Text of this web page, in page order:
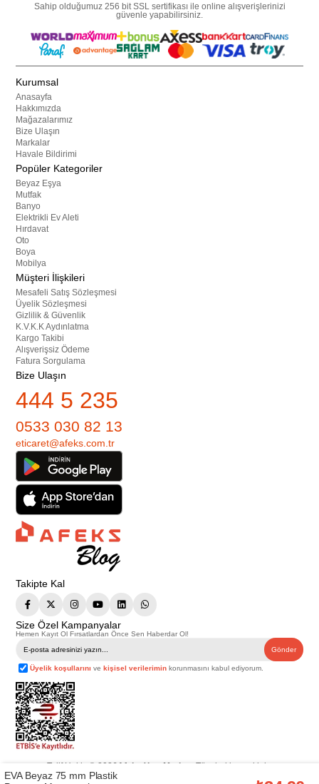
Sahip olduğumuz 256 bit SSL sertifikası ile online alışverişlerinizi
güvenle yapabilirsiniz.
Kurumsal
Anasayfa
Hakkımızda
Mağazalarımız
Bize Ulaşın
Markalar
Havale Bildirimi
Popüler Kategoriler
Beyaz Eşya
Mutfak
Banyo
Elektrikli Ev Aleti
Hırdavat
Oto
Boya
Mobilya
Müşteri İlişkileri
Mesafeli Satış Sözleşmesi
Üyelik Sözleşmesi
Gizlilik & Güvenlik
K.V.K.K Aydınlatma
Kargo Takibi
Alışverişsiz Ödeme
Fatura Sorgulama
Bize Ulaşın
444 5 235
0533 030 82 13
eticaret@afeks.com.tr
Takipte Kal
Size Özel Kampanyalar
Hemen Kayıt Ol Fırsatlardan Önce Sen Haberdar Ol!
Gönder
Üyelik koşullarını vekişisel verilerimin korunmasını kabul ediyorum.
Telif Hakkı © 2026 Afeks Yapı Market
. Tüm hakları saklıdır.
Bu web sitesindeki tüm ürünler ticari amaçlıdır. Web sitemizde yer alan
EVA Beyaz 75 mm Plastik